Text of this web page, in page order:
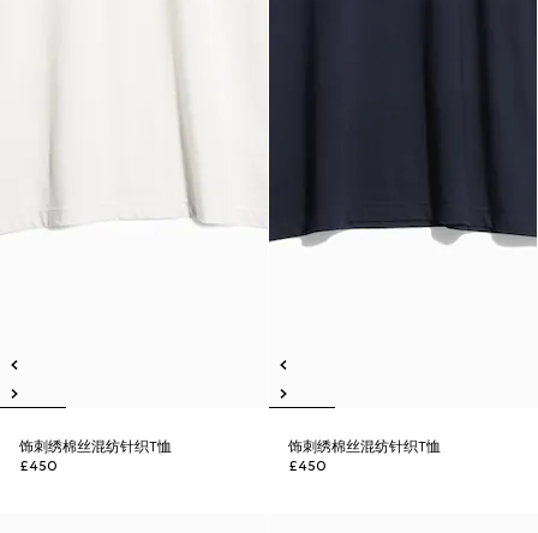
饰刺绣棉丝混纺针织T恤
£450
饰刺绣棉丝混纺针织T恤
£450